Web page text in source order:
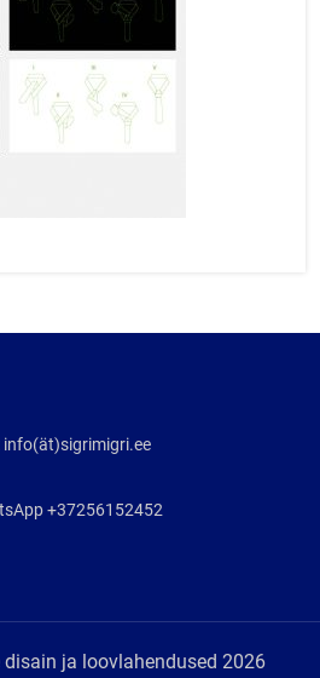
info(ät)sigrimigri.ee
+37256152452
ja loovlahendused 2026